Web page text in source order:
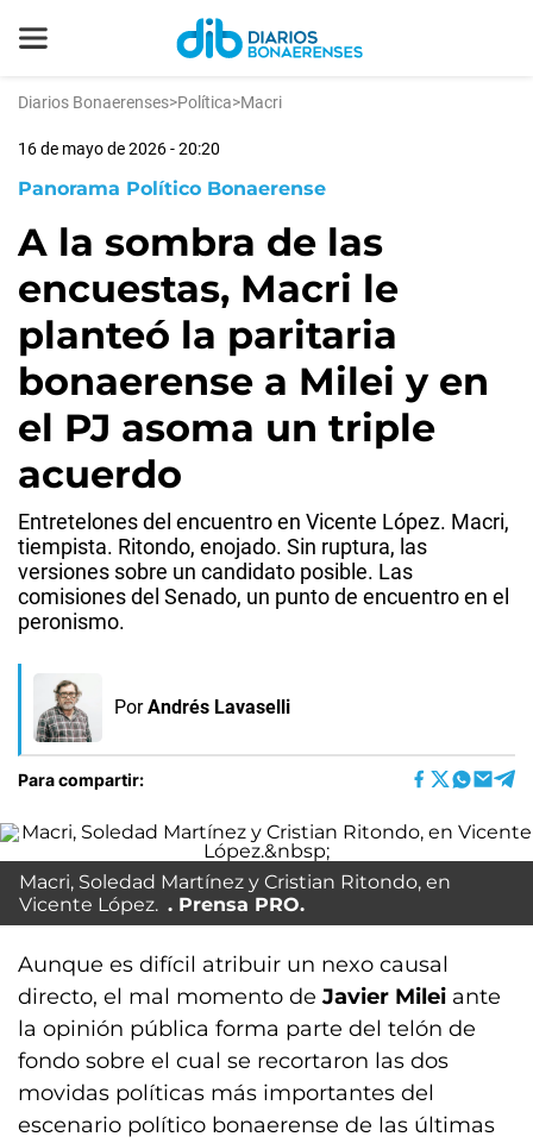
Diarios Bonaerenses>Política>Macri
16 de mayo de 2026 - 20:20
Panorama Político Bonaerense
A la sombra de las
encuestas, Macri le
planteó la paritaria
bonaerense a Milei y en
el PJ asoma un triple
acuerdo
Entretelones del encuentro en Vicente López. Macri,
tiempista. Ritondo, enojado. Sin ruptura, las
versiones sobre un candidato posible. Las
comisiones del Senado, un punto de encuentro en el
peronismo.
Por Andrés Lavaselli
Para compartir:
Macri, Soledad Martínez y Cristian Ritondo, en
Vicente López.
Prensa PRO.
Aunque es difícil atribuir un nexo causal
directo, el mal momento de Javier Milei ante
la opinión pública forma parte del telón de
fondo sobre el cual se recortaron las dos
movidas políticas más importantes del
escenario político bonaerense de las últimas